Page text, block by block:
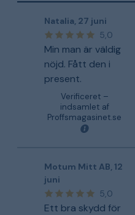
Natalia 27 juni
5,0
Min man är väldig
nöjd. Fått den i
present.
Verificeret –
indsamlet af
Proffsmagasinet.se
Motum Mitt AB 12
juni
5,0
Ett bra skydd för